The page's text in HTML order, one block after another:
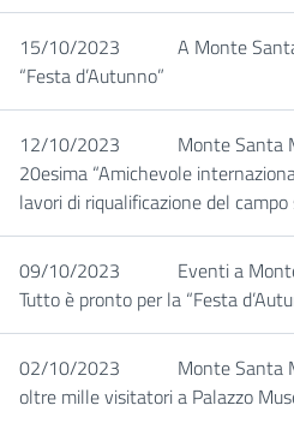
15/10/2023
A Monte
“Festa d’Autunno”
12/10/2023
Monte Santa
20esima “Amichevole
lavori di riqualificazione del
09/10/2023
Eventi a
Tutto è pronto per la “Festa
02/10/2023
Monte Santa
oltre mille visitatori a Palazzo